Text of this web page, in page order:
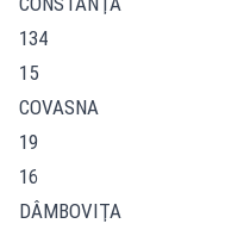
134
15
COVASNA
19
16
DÂMBOVIŢA